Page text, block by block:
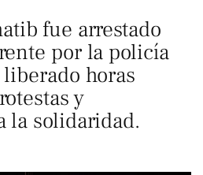
fue arrestado
por la policía
horas
y
la solidaridad.